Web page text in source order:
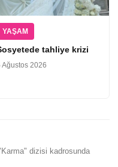
YAŞAM
tahliye krizi
Ağustos 2026
dizisi kadrosunda